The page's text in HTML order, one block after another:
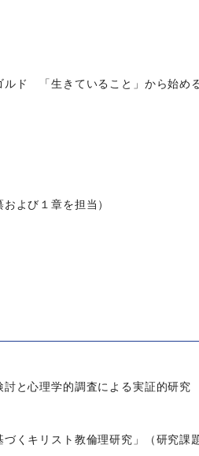
ルド 「生きていること」から始め
よび１章を担当）
と心理学的調査による実証的研究
くキリスト教倫理研究」（研究課